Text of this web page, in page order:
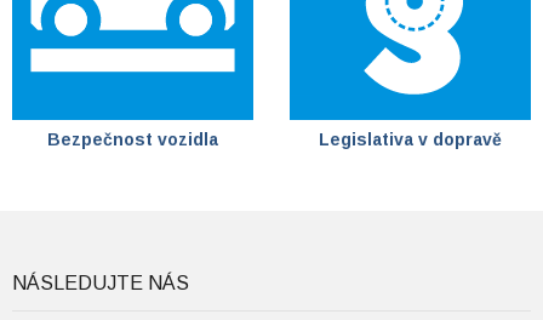
Bezpečnost vozidla Legislativa v dopravě
NÁSLEDUJTE NÁS